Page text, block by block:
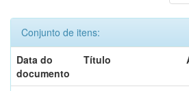
Conjunto de itens:
Data do
documento
Título